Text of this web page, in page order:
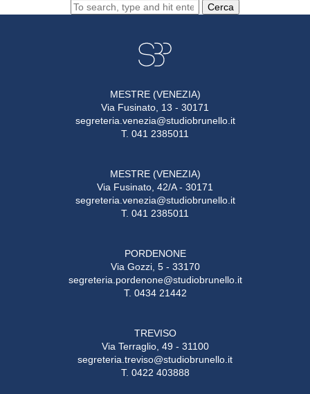
Cerca
MESTRE (VENEZIA)
Via Fusinato, 13 - 30171
segreteria.venezia@studiobrunello.it
T. 041 2385011
MESTRE (VENEZIA)
Via Fusinato, 42/A - 30171
segreteria.venezia@studiobrunello.it
T. 041 2385011
PORDENONE
Via Gozzi, 5 - 33170
segreteria.pordenone@studiobrunello.it
T. 0434 21442
TREVISO
Via Terraglio, 49 - 31100
segreteria.treviso@studiobrunello.it
T. 0422 403888